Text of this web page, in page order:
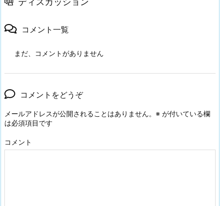
コメント一覧
まだ、コメントがありません
コメントをどうぞ
メールアドレスが公開されることはありません。 ※ が付いている欄
は必須項目です
コメント